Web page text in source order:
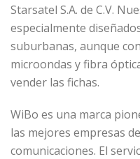
Starsatel S.A. de C.V.
especialmente
suburbanas, aunque
microondas y fibra
vender las fichas.
WiBo es una marca
las mejores empresas
comunicaciones. El